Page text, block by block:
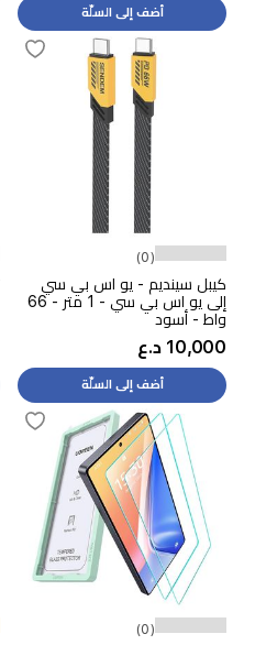
أضف إلى السلّة
(0)
كيبل سينديم - يو اس بي سي
إلى يو اس بي سي - 1 متر - 66
واط - أسود
10,000 د.ع
أضف إلى السلّة
(0)